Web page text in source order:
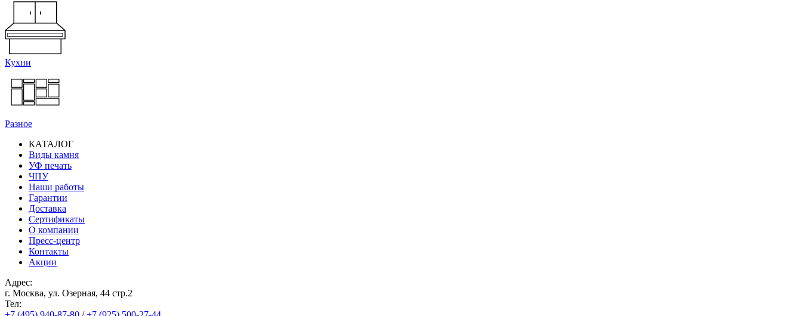
Кухни
Разное
Основная
навигация
КАТАЛОГ
Виды камня
УФ печать
ЧПУ
Наши работы
Гарантии
Доставка
Сертификаты
О компании
Пресс-центр
Контакты
Акции
Адрес:
г. Москва, ул. Озерная, 44 cтр.2
Тел: